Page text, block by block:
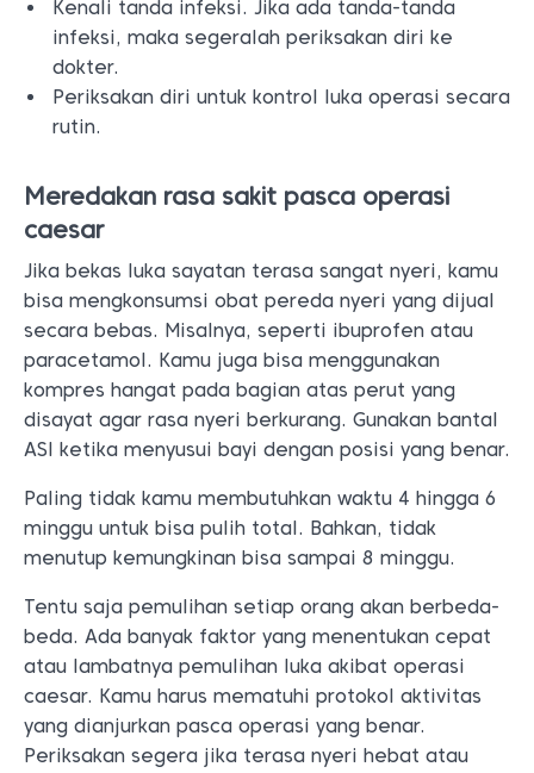
Kenali tanda infeksi. Jika ada tanda-tanda
infeksi, maka segeralah periksakan diri ke
dokter.
Periksakan diri untuk kontrol luka operasi secara
rutin.
Meredakan rasa sakit pasca operasi
caesar
Jika bekas luka sayatan terasa sangat nyeri, kamu
bisa mengkonsumsi obat pereda nyeri yang dijual
secara bebas. Misalnya, seperti ibuprofen atau
paracetamol. Kamu juga bisa menggunakan
kompres hangat pada bagian atas perut yang
disayat agar rasa nyeri berkurang. Gunakan bantal
ASI ketika menyusui bayi dengan posisi yang benar.
Paling tidak kamu membutuhkan waktu 4 hingga 6
minggu untuk bisa pulih total. Bahkan, tidak
menutup kemungkinan bisa sampai 8 minggu.
Tentu saja pemulihan setiap orang akan berbeda-
beda. Ada banyak faktor yang menentukan cepat
atau lambatnya pemulihan luka akibat operasi
caesar. Kamu harus mematuhi protokol aktivitas
yang dianjurkan pasca operasi yang benar.
Periksakan segera jika terasa nyeri hebat atau